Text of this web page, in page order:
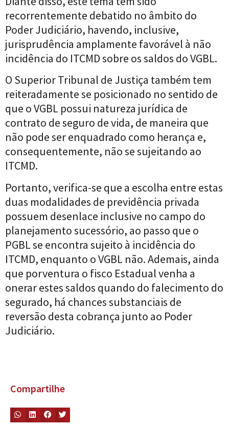
recorrentemente debatido no âmbito do
Poder Judiciário, havendo, inclusive,
jurisprudência amplamente favorável à não
incidência do ITCMD sobre os saldos do VGBL.
O Superior Tribunal de Justiça também tem
reiteradamente se posicionado no sentido de
que o VGBL possui natureza jurídica de
contrato de seguro de vida, de maneira que
não pode ser enquadrado como herança e,
consequentemente, não se sujeitando ao
ITCMD.
Portanto, verifica-se que a escolha entre estas
duas modalidades de previdência privada
possuem desenlace inclusive no campo do
planejamento sucessório, ao passo que o
PGBL se encontra sujeito à incidência do
ITCMD, enquanto o VGBL não. Ademais, ainda
que porventura o fisco Estadual venha a
onerar estes saldos quando do falecimento do
segurado, há chances substanciais de
reversão desta cobrança junto ao Poder
Judiciário.
Compartilhe